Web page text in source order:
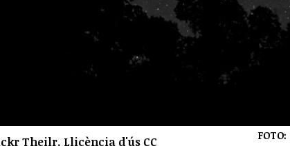
Theilr. Llicència d'ús CC
FOTO: